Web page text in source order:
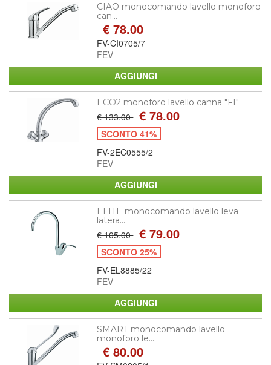
CIAO monocomando lavello monoforo
can...
€ 78.00
FV-CI0705/7
FEV
ECO2 monoforo lavello canna "FI"
€ 133.00 € 78.00
SCONTO 41%
FV-2EC0555/2
FEV
ELITE monocomando lavello leva
latera...
€ 105.00 € 79.00
SCONTO 25%
FV-EL8885/22
FEV
SMART monocomando lavello
monoforo le...
€ 80.00